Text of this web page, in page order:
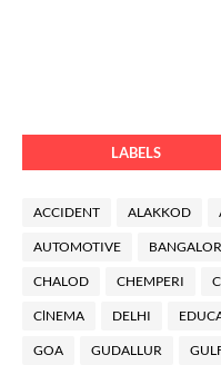
LABELS
ACCIDENT ALAKKOD
AUTOMOTIVE
CHALOD CHEMPERI
ClNEMA DELHI
GOA GUDALLUR